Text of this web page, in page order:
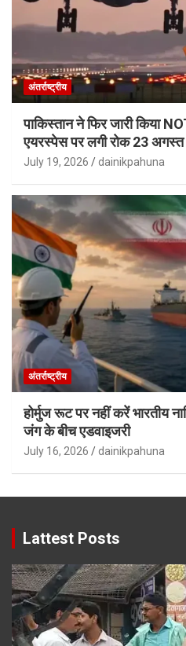
अंतर्राष्ट्रीय
पाकिस्तान ने फिर जारी किया
एयरस्पेस पर लगी रोक 23
July 19, 2026 dainikpahuna
अंतर्राष्ट्रीय
होर्मुज रूट पर नहीं करें भारतीय
जंग के बीच एडवाइजरी
July 16, 2026 dainikpahuna
Lattest Posts